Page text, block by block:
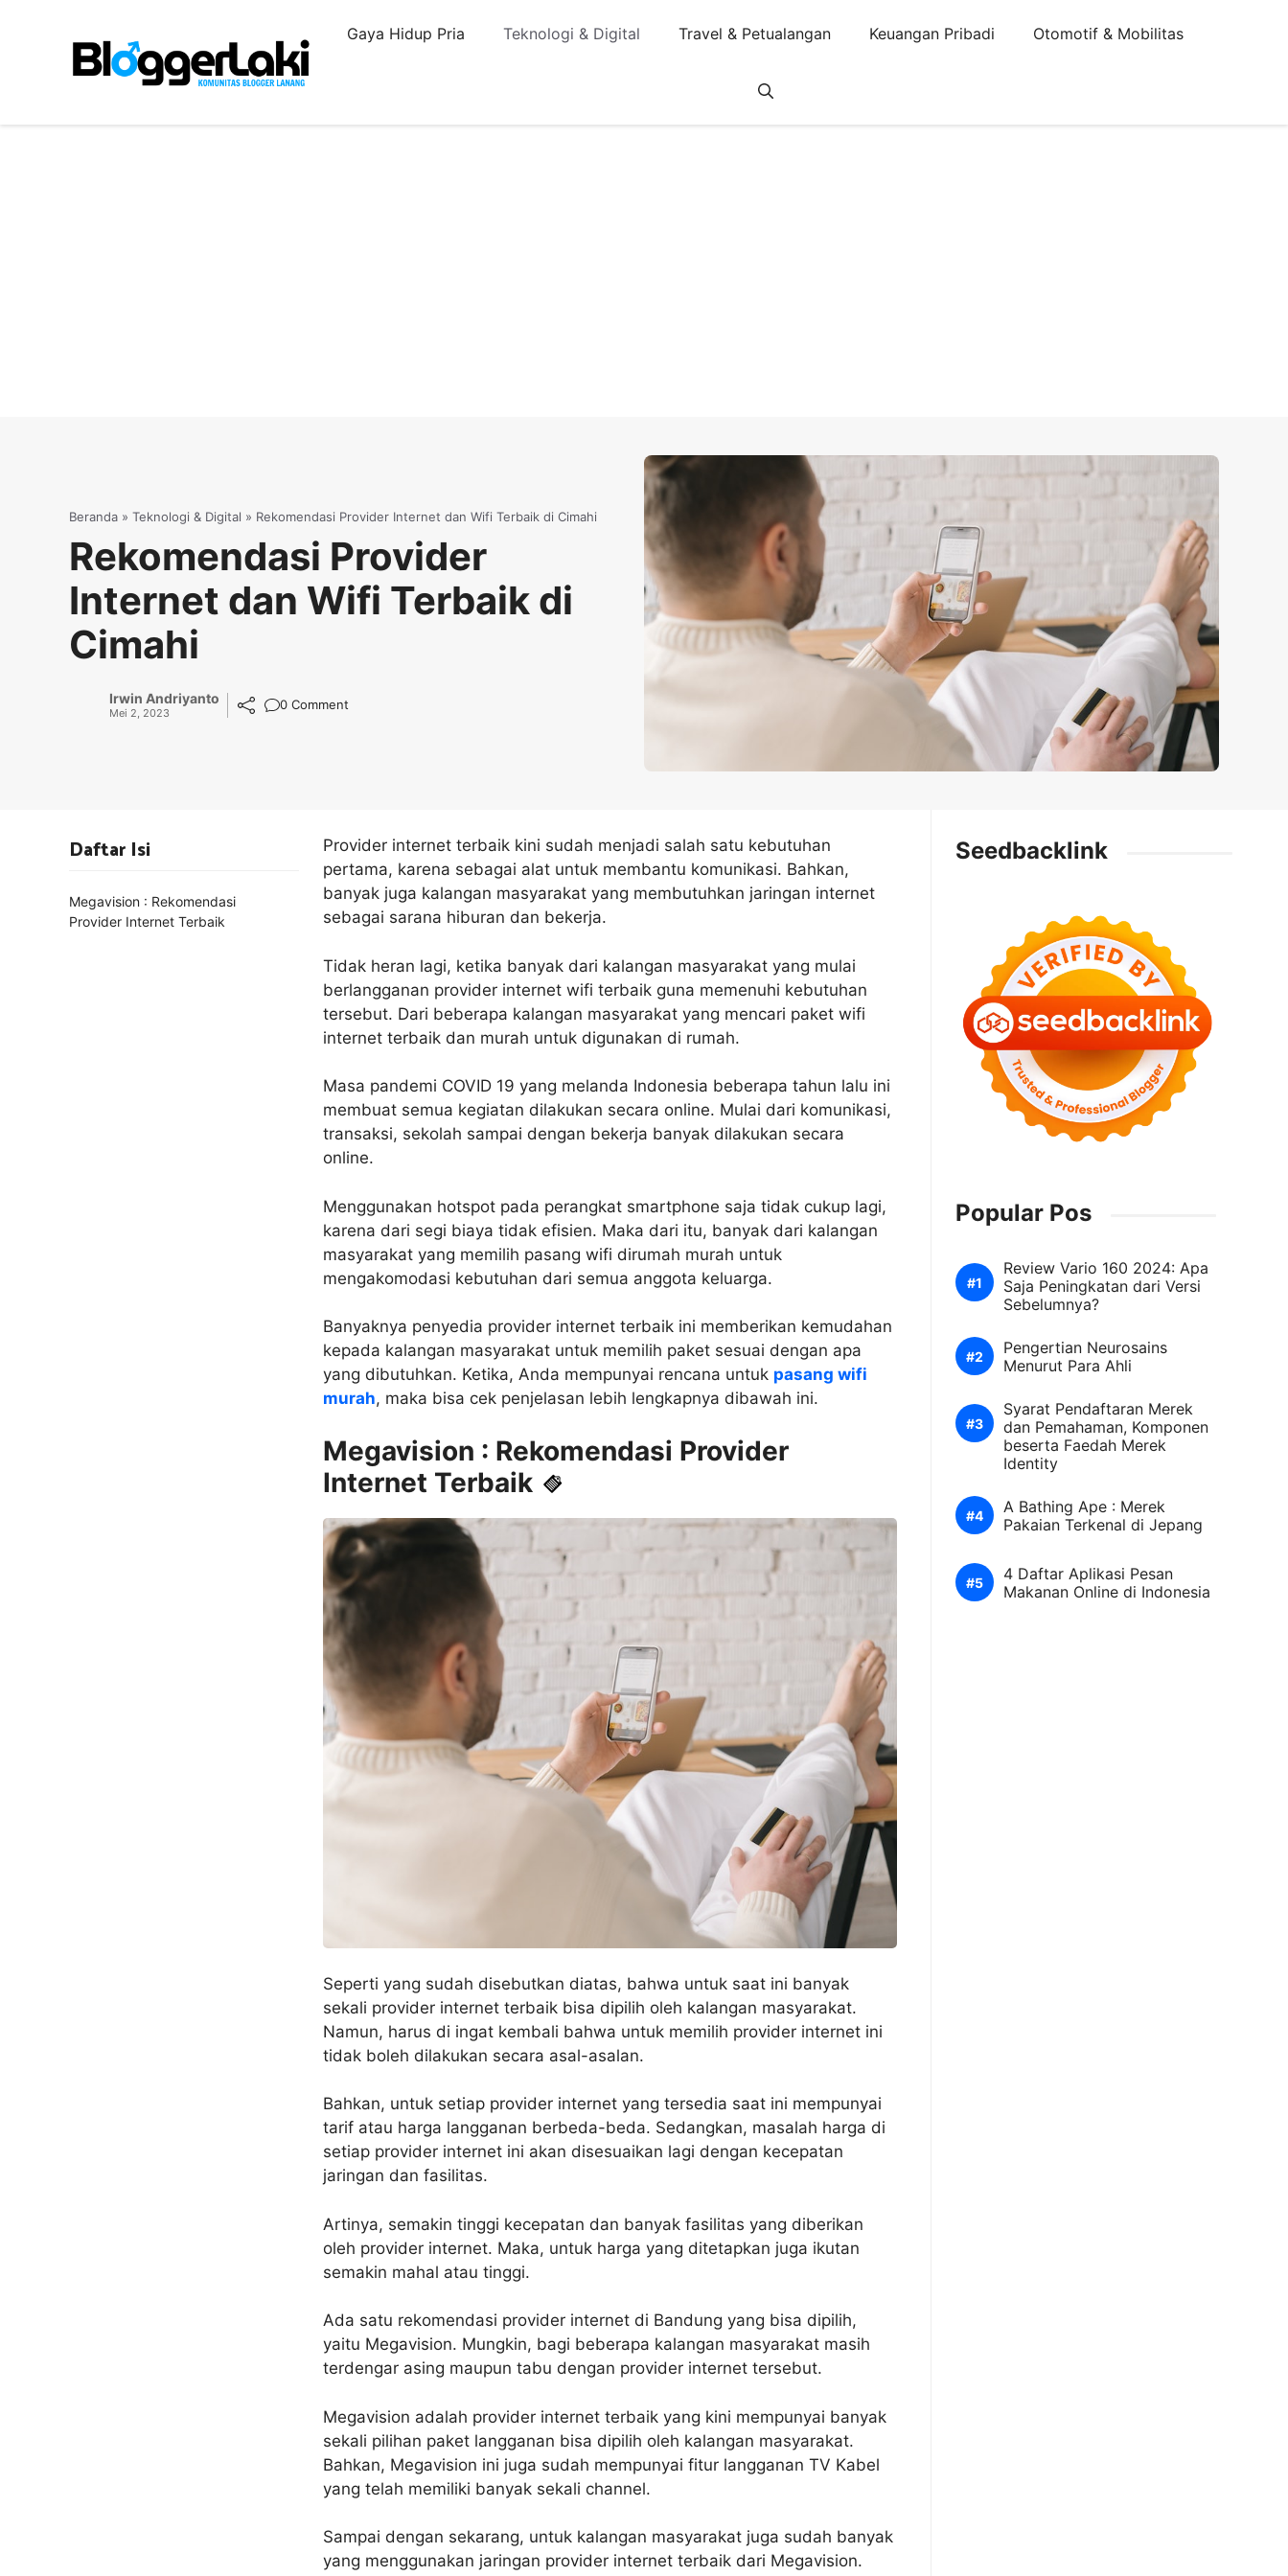
Gaya Hidup Pria Teknologi & Digital Travel & Petualangan Keuangan Pribadi Otomotif & Mobilitas
Beranda » Teknologi & Digital » Rekomendasi Provider Internet dan Wifi Terbaik di Cimahi
Rekomendasi Provider
Internet dan Wifi Terbaik di
Cimahi
Irwin Andriyanto
Mei 2, 2023
0 Comment
Provider internet terbaik kini sudah menjadi salah satu kebutuhan
pertama, karena sebagai alat untuk membantu komunikasi. Bahkan,
banyak juga kalangan masyarakat yang membutuhkan jaringan internet
sebagai sarana hiburan dan bekerja.
Tidak heran lagi, ketika banyak dari kalangan masyarakat yang mulai
berlangganan provider internet wifi terbaik guna memenuhi kebutuhan
tersebut. Dari beberapa kalangan masyarakat yang mencari paket wifi
internet terbaik dan murah untuk digunakan di rumah.
Masa pandemi COVID 19 yang melanda Indonesia beberapa tahun lalu ini
membuat semua kegiatan dilakukan secara online. Mulai dari komunikasi,
transaksi, sekolah sampai dengan bekerja banyak dilakukan secara
online.
Menggunakan hotspot pada perangkat smartphone saja tidak cukup lagi,
karena dari segi biaya tidak efisien. Maka dari itu, banyak dari kalangan
masyarakat yang memilih pasang wifi dirumah murah untuk
mengakomodasi kebutuhan dari semua anggota keluarga.
Banyaknya penyedia provider internet terbaik ini memberikan kemudahan
kepada kalangan masyarakat untuk memilih paket sesuai dengan apa
yang dibutuhkan. Ketika, Anda mempunyai rencana untuk pasang wifi
murah, maka bisa cek penjelasan lebih lengkapnya dibawah ini.
Megavision : Rekomendasi Provider
Internet Terbaik
Seperti yang sudah disebutkan diatas, bahwa untuk saat ini banyak
sekali provider internet terbaik bisa dipilih oleh kalangan masyarakat.
Namun, harus di ingat kembali bahwa untuk memilih provider internet ini
tidak boleh dilakukan secara asal-asalan.
Bahkan, untuk setiap provider internet yang tersedia saat ini mempunyai
tarif atau harga langganan berbeda-beda. Sedangkan, masalah harga di
setiap provider internet ini akan disesuaikan lagi dengan kecepatan
jaringan dan fasilitas.
Artinya, semakin tinggi kecepatan dan banyak fasilitas yang diberikan
oleh provider internet. Maka, untuk harga yang ditetapkan juga ikutan
semakin mahal atau tinggi.
Ada satu rekomendasi provider internet di Bandung yang bisa dipilih,
yaitu Megavision. Mungkin, bagi beberapa kalangan masyarakat masih
terdengar asing maupun tabu dengan provider internet tersebut.
Megavision adalah provider internet terbaik yang kini mempunyai banyak
sekali pilihan paket langganan bisa dipilih oleh kalangan masyarakat.
Bahkan, Megavision ini juga sudah mempunyai fitur langganan TV Kabel
yang telah memiliki banyak sekali channel.
Sampai dengan sekarang, untuk kalangan masyarakat juga sudah banyak
yang menggunakan jaringan provider internet terbaik dari Megavision.
Daftar Isi
Megavision : Rekomendasi
Provider Internet Terbaik
Seedbacklink
Popular Pos
Review Vario 160 2024: Apa
Saja Peningkatan dari Versi
Sebelumnya?
Pengertian Neurosains
Menurut Para Ahli
Syarat Pendaftaran Merek
dan Pemahaman, Komponen
beserta Faedah Merek
Identity
A Bathing Ape : Merek
Pakaian Terkenal di Jepang
4 Daftar Aplikasi Pesan
Makanan Online di Indonesia